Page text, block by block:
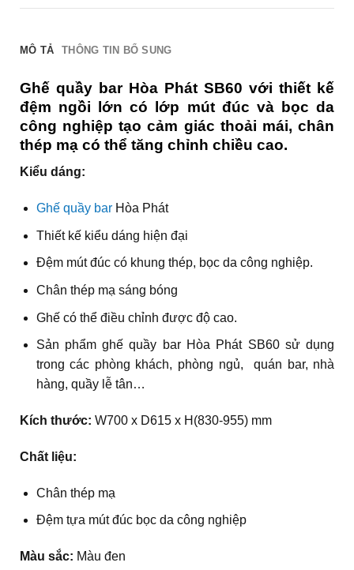
MÔ TẢ THÔNG TIN BỔ SUNG
Ghế quầy bar Hòa Phát SB60 với thiết kế
đệm ngồi lớn có lớp mút đúc và bọc da
công nghiệp tạo cảm giác thoải mái, chân
thép mạ có thể tăng chỉnh chiều cao.
Kiểu dáng:
Ghế quầy barHòa Phát
Thiết kế kiểu dáng hiện đại
Đệm mút đúc có khung thép, bọc da công nghiệp.
Chân thép mạ sáng bóng
Ghế có thể điều chỉnh được độ cao.
Sản phẩm ghế quầy bar Hòa Phát SB60 sử dụng
trong các phòng khách, phòng ngủ, quán bar, nhà
hàng, quầy lễ tân…
Kích thước: W700 x D615 x H(830-955) mm
Chất liệu:
Chân thép mạ
Đệm tựa mút đúc bọc da công nghiệp
Màu sắc: Màu đen